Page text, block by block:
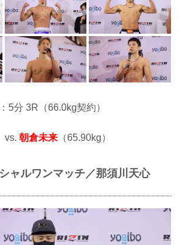
5分 3R（66.0kg契約）
vs. 朝倉未来 （65.90kg）
ャルワンマッチ／那須川天心